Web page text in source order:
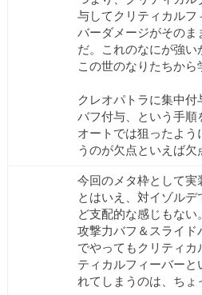
与してクリティカルフ
バーダメージがそのま
だ。これのなにが強い
この世のなりたちから
クレオパトラに集中
バフ付与、という手順
オートでは狙ったよう
うのが欠点といえば欠
今回のメタ枠として実
とはいえ、対イゾル
ど支配的な感じもない
攻撃力バフ＆スライド
でやってもクリティカ
ティカルフィーバーと
れてしまうのは、ちょ